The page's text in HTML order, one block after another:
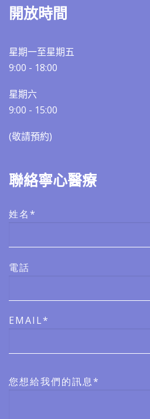
開放時間
星期一至星期五
9:00 - 18:00
星期六
9:00 - 15:00
(敬請預約)​​
聯絡寧心醫療
姓名*
電話
EMAIL*
您想給我們的訊息*